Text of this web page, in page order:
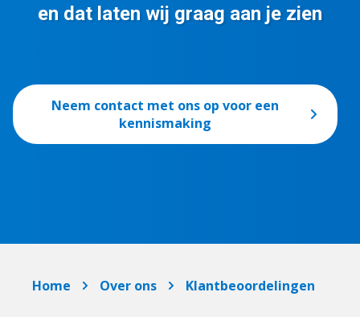
en dat laten wij graag aan je zien
Neem contact met ons op voor een
kennismaking
Home Over ons Klantbeoordelingen